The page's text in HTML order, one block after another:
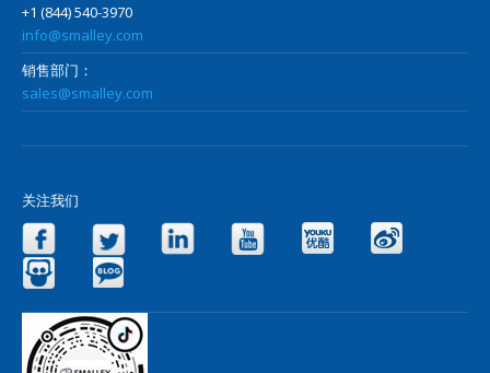
+1 (844) 540-3970
info@smalley.com
销售部门：
sales@smalley.com
关注我们
Facebook Twitter LinkedIn YouTube